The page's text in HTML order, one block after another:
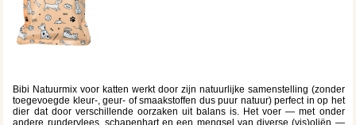
Bibi Natuurmix voor katten werkt door zijn natuurlijke samenstelling (zonder
toegevoegde kleur-, geur- of smaakstoffen dus puur natuur) perfect in op het
dier dat door verschillende oorzaken uit balans is. Het voer — met onder